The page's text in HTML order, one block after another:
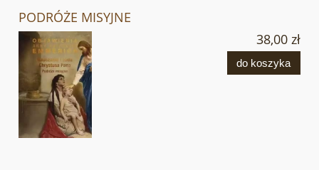
PODRÓŻE MISYJNE
38,00 zł
do koszyka